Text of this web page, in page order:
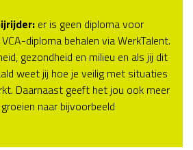
er is geen diploma voor
diploma behalen via WerkTalent.
gezondheid en milieu en als jij dit
weet jij hoe je veilig met situaties
Daarnaast geeft het jou ook meer
naar bijvoorbeeld